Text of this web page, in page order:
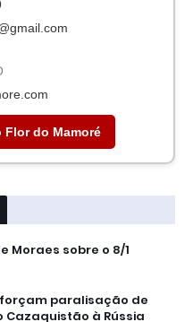
Flor do Mamoré
Moraes sobre o 8/1
paralisação de
à Rússia